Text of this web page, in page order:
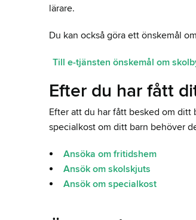
lärare.
Du kan också göra ett önskemål
Till e-tjänsten önskemål om
Efter du har fått
Efter att du har fått besked om ditt
specialkost om ditt barn behöver
Ansöka om fritidshem
Ansök om skolskjuts
Ansök om specialkost